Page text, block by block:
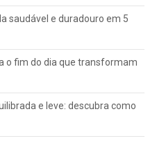
saudável e duradouro em 5
o fim do dia que transformam
e leve: descubra como